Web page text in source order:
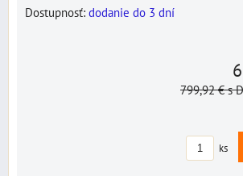
Dostupnosť: dodanie do 3 dní
799,92 €s
ks